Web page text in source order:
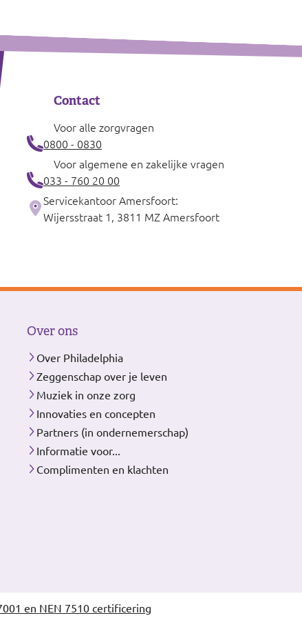
Contact
Voor alle zorgvragen
0800 - 0830
Voor algemene en zakelijke vragen
033 - 760 20 00
Servicekantoor Amersfoort:
Wijersstraat 1, 3811 MZ Amersfoort
Over ons
Over Philadelphia
Zeggenschap over je leven
Muziek in onze zorg
Innovaties en concepten
Partners (in ondernemerschap)
Informatie voor...
Complimenten en klachten
en NEN 7510 certificering